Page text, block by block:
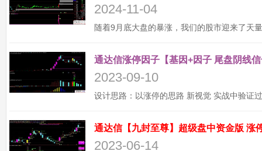
2024-11-04
通达信涨停因子【基因+因子 尾盘阴线
2023-09-10
2023-06-14